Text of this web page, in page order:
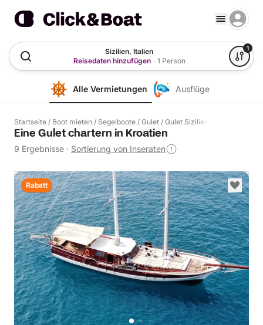
Sizilien, Italien
Reisedaten hinzufügen · 1 Person
1
Alle Vermietungen Ausflüge
Startseite / Boot mieten / Segelboote / Gulet / Gulet Sizilien
Eine Gulet chartern in Kroatien
9 Ergebnisse · Sortierung von Inseraten
Rabatt